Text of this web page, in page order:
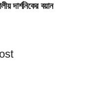
দার্শনিকের বয়ান